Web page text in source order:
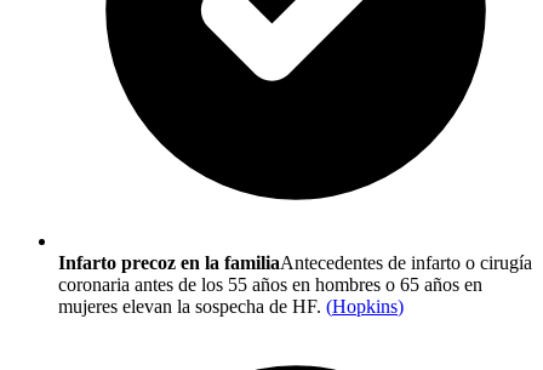
Infarto precoz en la familiaAntecedentes de infarto o cirugía
coronaria antes de los 55 años en hombres o 65 años en
mujeres elevan la sospecha de HF. (Hopkins)